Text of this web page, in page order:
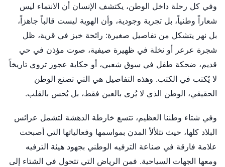
وفي كل رحلة داخل الوطن، يكتشف الإنسان أن الانتماء ليس
شعاراً وطنياً، بل تجربة وجودية، وأن الهوية ليست قالباً جاهزاً،
بل نهر يتشكل من تفاصيل صغيرة: رائحة خبز في قرية، ظل
شجرة عرعر أو نخلة في ظهيرة صيفية، صوت مؤذن في حي
قديم، ضحكة طفل في سوق شعبي، أو حكاية عجوز تروي تاريخاً
لا يُكتب في الكتب. وهذه التفاصيل هي التي تصنع الوطن
الحقيقي، الوطن الذي لا يُرى بالعين فقط، بل يُحس بالقلب.
وفي شتاء وطننا العظيم، تتسع خارطة الدهشة لتشمل عرائس
البلاد كلها، حيث تتلألأ المدن بمواسمها وفعالياتها التي أصبحت
علامة فارقة في صناعة الترفيه الوطني بجهود هيئة الترفيه
ومعها الجهات السياحية. فمن الرياض التي تتحول في الشتاء إلى